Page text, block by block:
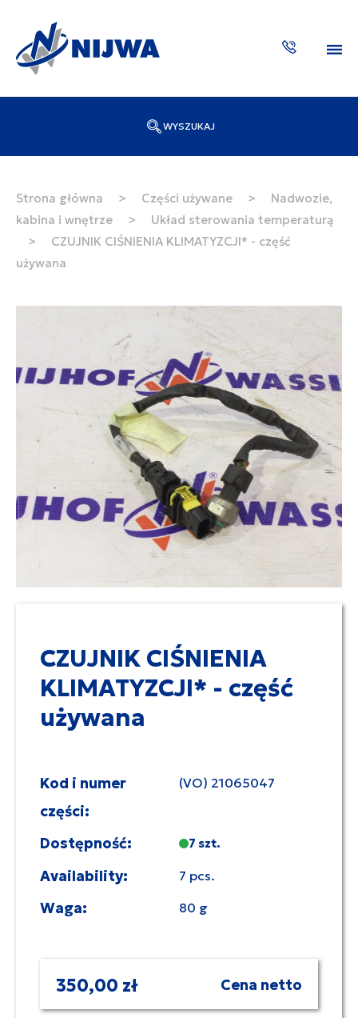
WYSZUKAJ
SZUKAJ
Strona główna > Części używane >
Nadwozie,
kabina i wnętrze
>
Układ sterowania temperaturą
>
CZUJNIK CIŚNIENIA KLIMATYZCJI* - część
używana
CZUJNIK CIŚNIENIA
KLIMATYZCJI* - część
używana
Kod i numer
części:
(VO) 21065047
Dostępność: 7 szt.
Availability: 7 pcs.
Waga: 80 g
350,00 zł Cena netto